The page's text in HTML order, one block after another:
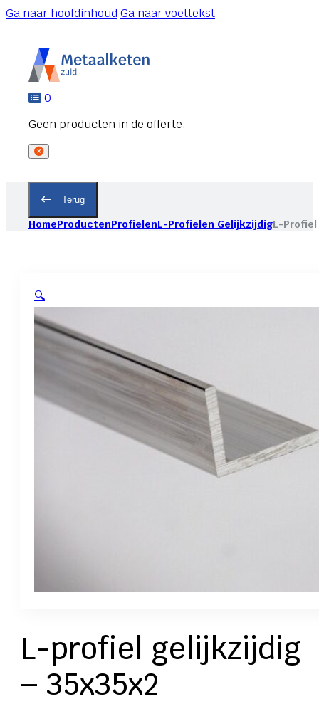
Ga naar hoofdinhoudGa naar voettekst
0
Terug
HomeProductenProfielenL-Profielen GelijkzijdigL-
🔍
L-profiel gelijkzijdig
– 35x35x2